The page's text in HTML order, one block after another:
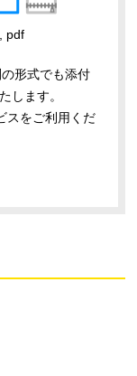
pdf
形式でも添付
します。
スをご利用くだ